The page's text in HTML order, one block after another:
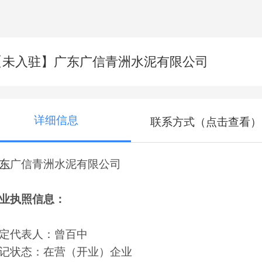
入驻】广东广信青洲水泥有限公司
详细信息 联系方式（点击查看）
广信青洲水泥有限公司
执照信息：
代表人：曾百中
状态：在营（开业）企业